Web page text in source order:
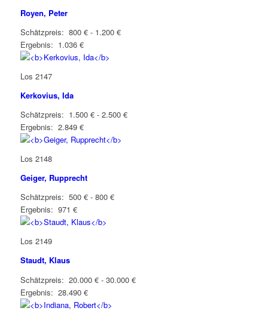
Royen, Peter
Schätzpreis: 800 € - 1.200 €
Ergebnis: 1.036 €
Los 2147
Kerkovius, Ida
Schätzpreis: 1.500 € - 2.500 €
Ergebnis: 2.849 €
Los 2148
Geiger, Rupprecht
Schätzpreis: 500 € - 800 €
Ergebnis: 971 €
Los 2149
Staudt, Klaus
Schätzpreis: 20.000 € - 30.000 €
Ergebnis: 28.490 €